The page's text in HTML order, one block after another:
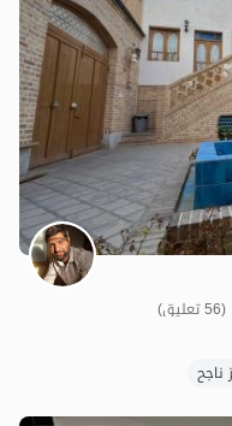
(56 تعليق)